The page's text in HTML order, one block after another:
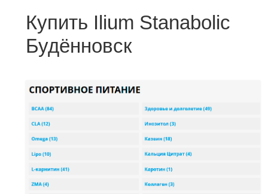
Купить Ilium Stanabolic
Будённовск